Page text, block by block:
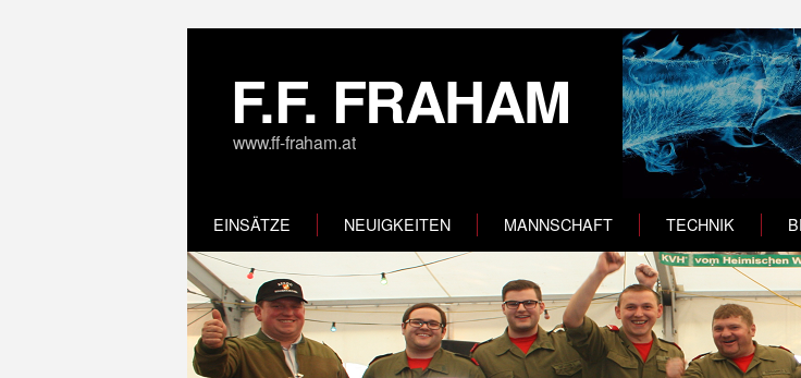
F.F. FRAHAM
www.ff-fraham.at
EINSÄTZE NEUIGKEITEN MANNSCHAFT TECHNIK